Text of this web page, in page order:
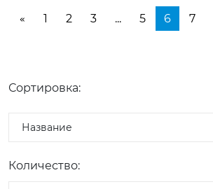
Сортировка:
Название
Количество:
« 1 2 3 ... 5 6 7